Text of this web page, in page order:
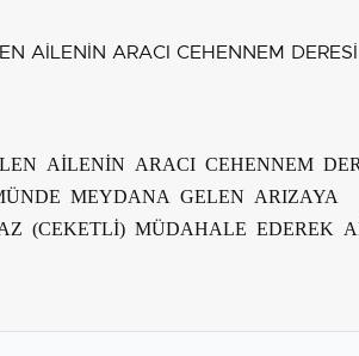
AİLENİN ARACI CEHENNEM
MEYDANA GELEN ARIZAYA
(CEKETLİ) MÜDAHALE EDEREK